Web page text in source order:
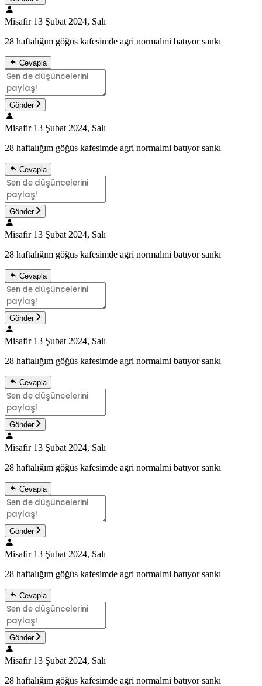
Misafir 13 Şubat 2024, Salı
28 haftalığım göğüs kafesimde agri normalmi batıyor sankı
Cevapla
Gönder
Misafir 13 Şubat 2024, Salı
28 haftalığım göğüs kafesimde agri normalmi batıyor sankı
Cevapla
Gönder
Misafir 13 Şubat 2024, Salı
28 haftalığım göğüs kafesimde agri normalmi batıyor sankı
Cevapla
Gönder
Misafir 13 Şubat 2024, Salı
28 haftalığım göğüs kafesimde agri normalmi batıyor sankı
Cevapla
Gönder
Misafir 13 Şubat 2024, Salı
28 haftalığım göğüs kafesimde agri normalmi batıyor sankı
Cevapla
Gönder
Misafir 13 Şubat 2024, Salı
28 haftalığım göğüs kafesimde agri normalmi batıyor sankı
Cevapla
Gönder
Misafir 13 Şubat 2024, Salı
28 haftalığım göğüs kafesimde agri normalmi batıyor sankı